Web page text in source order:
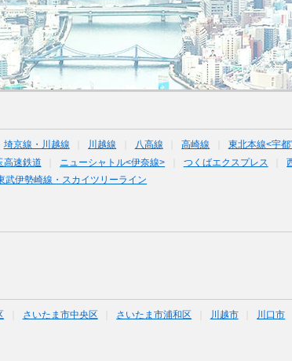
埼京線・川越線 川越線 八高線 高崎線 東北本線<宇都
高速鉄道 ニューシャトル<伊奈線> つくばエクスプレス
武伊勢崎線・スカイツリーライン
さいたま市中央区 さいたま市浦和区 川越市 川口市